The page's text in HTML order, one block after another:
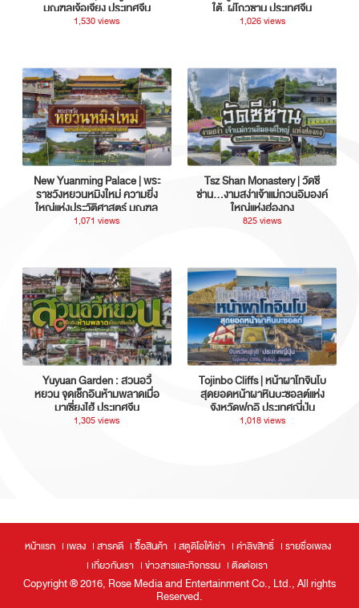
มณฑลเจ้อเจียง ประเทศจีน
1,530 views
ใต้, ผู่โถวซาน ประเทศจีน
1,026 views
New Yuanming Palace | พระ
ราชวังหยวนหมิงใหม่ ความยิ่ง
ใหญ่แห่งประวัติศาสตร์ มณฑล
กวางตุ้ง ประเทศจีน
1,071 views
Tsz Shan Monastery | วัดซี
ซ่าน…งามสง่าเจ้าแม่กวนอิมองค์
ใหญ่แห่งฮ่องกง
825 views
Yuyuan Garden : สวนอวี้
หยวน จุดเช็กอินห้ามพลาดเมื่อ
มาเซี่ยงไฮ้ ประเทศจีน
1,305 views
Tojinbo Cliffs | หน้าผาโทจินโบ
สุดยอดหน้าผาหินบะซอลต์แห่ง
จังหวัดฟุกุอิ ประเทศญี่ปุ่น
1,018 views
หน้าแรก เพลง สารคดี ซื้อสินค้า สตูดิโอให้เช่า ค่าลิขสิทธิ์
รายชื่อเพลง
เกี่ยวกับเรา
ข่าวสารและกิจกรรม ติดต่อเรา
Copyright ® 2016, Rose Media and Entertainment Co., Ltd., All rights
Reserved.